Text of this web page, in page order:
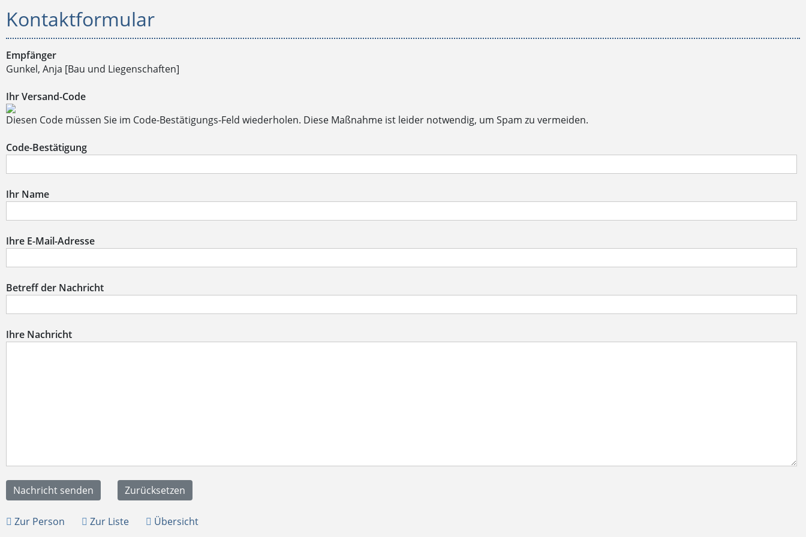
Kontaktformular
Empfänger
Gunkel, Anja [Bau und Liegenschaften]
Ihr Versand-Code
Diesen Code müssen Sie im Code-Bestätigungs-Feld wiederholen. Diese Maßnahme ist leider notwendig, um Spam zu vermeiden.
Code-Bestätigung
Ihr Name
Ihre E-Mail-Adresse
Betreff der Nachricht
Ihre Nachricht
Zur Person Zur Liste Übersicht